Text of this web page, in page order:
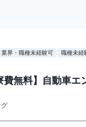
業界・職種未経験可 職種未経
費無料】自動車